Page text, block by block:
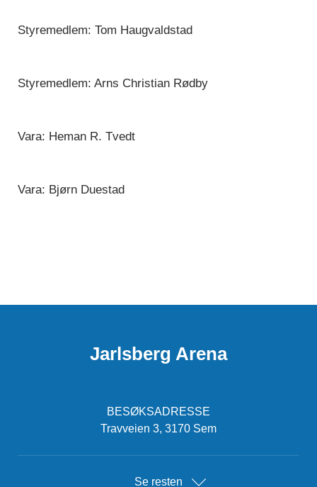
Styremedlem: Tom Haugvaldstad
Styremedlem: Arns Christian Rødby
Vara: Heman R. Tvedt
Vara: Bjørn Duestad
Jarlsberg Arena
BESØKSADRESSE
Travveien 3, 3170 Sem
Se resten